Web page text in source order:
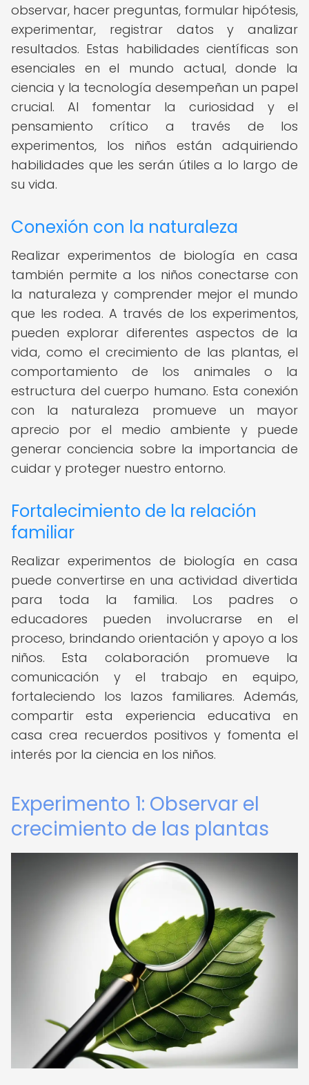
observar, hacer preguntas, formular hipótesis,
experimentar, registrar datos y analizar
resultados. Estas habilidades científicas son
esenciales en el mundo actual, donde la
ciencia y la tecnología desempeñan un papel
crucial. Al fomentar la curiosidad y el
pensamiento crítico a través de los
experimentos, los niños están adquiriendo
habilidades que les serán útiles a lo largo de
su vida.
Conexión con la naturaleza
Realizar experimentos de biología en casa
también permite a los niños conectarse con
la naturaleza y comprender mejor el mundo
que les rodea. A través de los experimentos,
pueden explorar diferentes aspectos de la
vida, como el crecimiento de las plantas, el
comportamiento de los animales o la
estructura del cuerpo humano. Esta conexión
con la naturaleza promueve un mayor
aprecio por el medio ambiente y puede
generar conciencia sobre la importancia de
cuidar y proteger nuestro entorno.
Fortalecimiento de la relación
familiar
Realizar experimentos de biología en casa
puede convertirse en una actividad divertida
para toda la familia. Los padres o
educadores pueden involucrarse en el
proceso, brindando orientación y apoyo a los
niños. Esta colaboración promueve la
comunicación y el trabajo en equipo,
fortaleciendo los lazos familiares. Además,
compartir esta experiencia educativa en
casa crea recuerdos positivos y fomenta el
interés por la ciencia en los niños.
Experimento 1: Observar el
crecimiento de las plantas